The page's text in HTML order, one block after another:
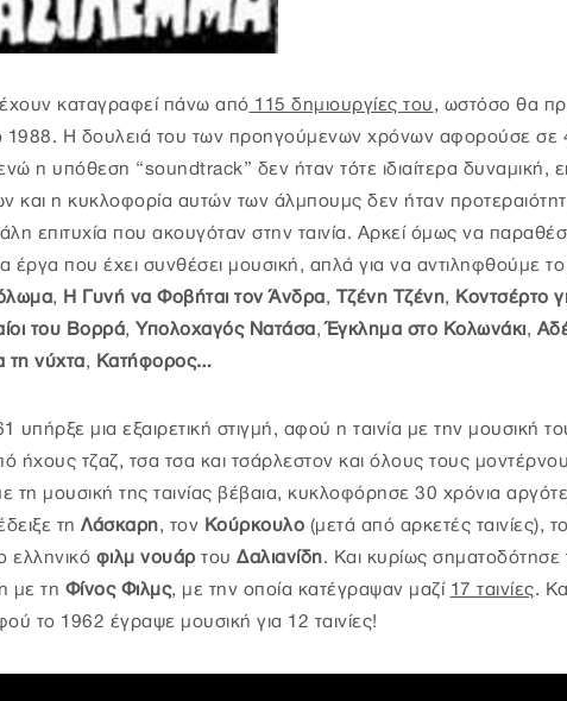
καταγραφεί πάνω από 115 δημιουργίες του, ωστόσο θα
1988. Η δουλειά του των προηγούμενων χρόνων αφορούσε σε
η υπόθεση “soundtrack” δεν ήταν τότε ιδιαίτερα δυναμική,
και η κυκλοφορία αυτών των άλμπουμς δεν ήταν
επιτυχία που ακουγόταν στην ταινία. Αρκεί όμως να
έργα που έχει συνθέσει μουσική, απλά για να αντιληφθούμε
, Η Γυνή να Φοβήται τον Άνδρα, Τζένη Τζένη, Κοντσέρτο
του Βορρά, Υπολοχαγός Νατάσα,Έγκλημα στο Κολωνάκι,
τη νύχτα, Κατήφορος…
υπήρξε μια εξαιρετική στιγμή, αφού η ταινία με την μουσική
ήχους τζαζ, τσα τσα και τσάρλεστον και όλους τους
μουσική της ταινίας βέβαια, κυκλοφόρησε 30 χρόνια
τη Λάσκαρη, τον Κούρκουλο (μετά από αρκετές ταινίες),
ελληνικό φιλμ νουάρτου Δαλιανίδη. Και κυρίως σηματοδότησε
με τη Φίνος Φιλμς, με την οποία κατέγραψαν μαζί 17 ταινίες.
το 1962 έγραψε μουσική για 12 ταινίες!